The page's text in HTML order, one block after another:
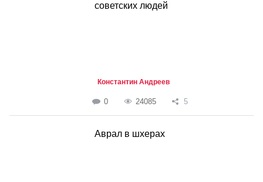
советских людей
Константин Андреев
0 24085 5
Аврал в шхерах